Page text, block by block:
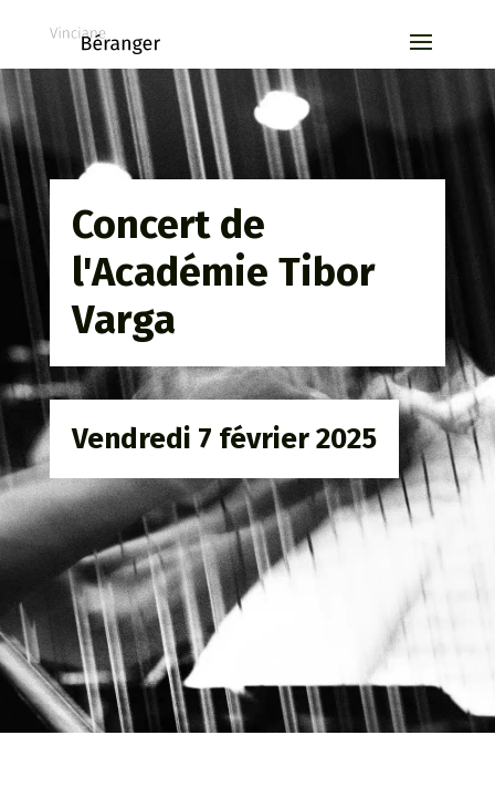
Concert de
l'Académie Tibor
Varga
Vendredi 7 février 2025